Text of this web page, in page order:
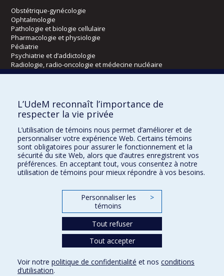
Obstétrique-gynécologie
Ophtalmologie
Pathologie et biologie cellulaire
Pharmacologie et physiologie
Pédiatrie
Psychiatrie et d’addictologie
Radiologie, radio-oncologie et médecine nucléaire
Écoles
Kinésiologie et des sciences de l’activité physique
Orthophonie et audiologie
Réadaptation
Directions
DPC
CPASS
L’UdeM reconnaît l’importance de
respecter la vie privée
L’utilisation de témoins nous permet d’améliorer et de
personnaliser votre expérience Web. Certains témoins
sont obligatoires pour assurer le fonctionnement et la
sécurité du site Web, alors que d’autres enregistrent vos
préférences. En acceptant tout, vous consentez à notre
utilisation de témoins pour mieux répondre à vos besoins.
Personnaliser les
témoins
>
Tout refuser
Tout accepter
Voir notre politique de confidentialité et nos conditions
d’utilisation.